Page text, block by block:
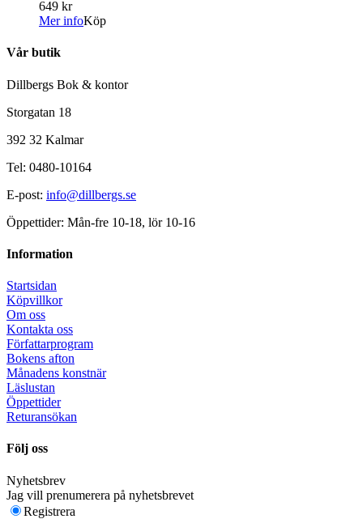
649 kr
Mer infoKöp
Vår butik
Dillbergs Bok & kontor
Storgatan 18
392 32 Kalmar
Tel: 0480-10164
E-post: info@dillbergs.se
Öppettider: Mån-fre 10-18, lör 10-16
Information
Startsidan
Köpvillkor
Om oss
Kontakta oss
Författarprogram
Bokens afton
Månadens konstnär
Läslustan
Öppettider
Returansökan
Följ oss
Nyhetsbrev
Jag vill prenumerera på nyhetsbrevet
Registrera